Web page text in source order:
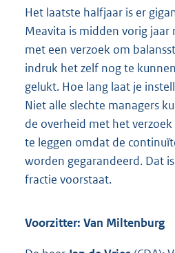
Het laatste halfjaar is er
Meavita is midden vorig jaar
met een verzoek om
indruk het zelf nog te
gelukt. Hoe lang laat je
Niet alle slechte managers
de overheid met het
te leggen omdat de
worden gegarandeerd. Dat
fractie voorstaat.
Voorzitter: Van Miltenburg